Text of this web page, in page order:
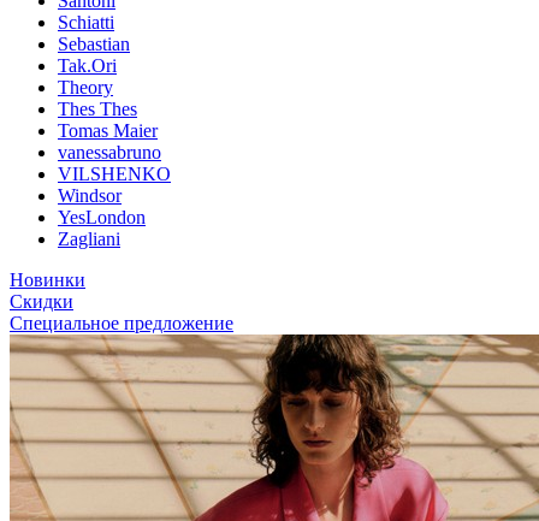
Schiatti
Sebastian
Tak.Ori
Theory
Thes Thes
Tomas Maier
vanessabruno
VILSHENKO
Windsor
YesLondon
Zagliani
Новинки
Скидки
Специальное предложение